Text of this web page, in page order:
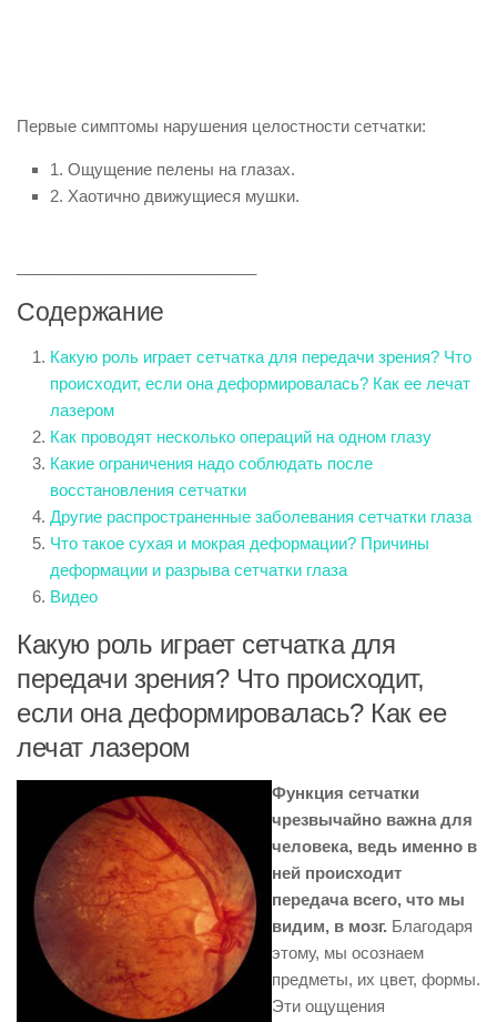
Первые симптомы нарушения целостности сетчатки:
1. Ощущение пелены на глазах.
2. Хаотично движущиеся мушки.
Содержание
Какую роль играет сетчатка для передачи зрения? Что
происходит, если она деформировалась? Как ее лечат
лазером
Как проводят несколько операций на одном глазу
Какие ограничения надо соблюдать после
восстановления сетчатки
Другие распространенные заболевания сетчатки глаза
Что такое сухая и мокрая деформации? Причины
деформации и разрыва сетчатки глаза
Видео
Какую роль играет сетчатка для
передачи зрения? Что происходит,
если она деформировалась? Как ее
лечат лазером
Функция сетчатки
чрезвычайно важна для
человека, ведь именно в
ней происходит
передача всего, что мы
видим, в мозг. Благодаря
этому, мы осознаем
предметы, их цвет, формы.
Эти ощущения